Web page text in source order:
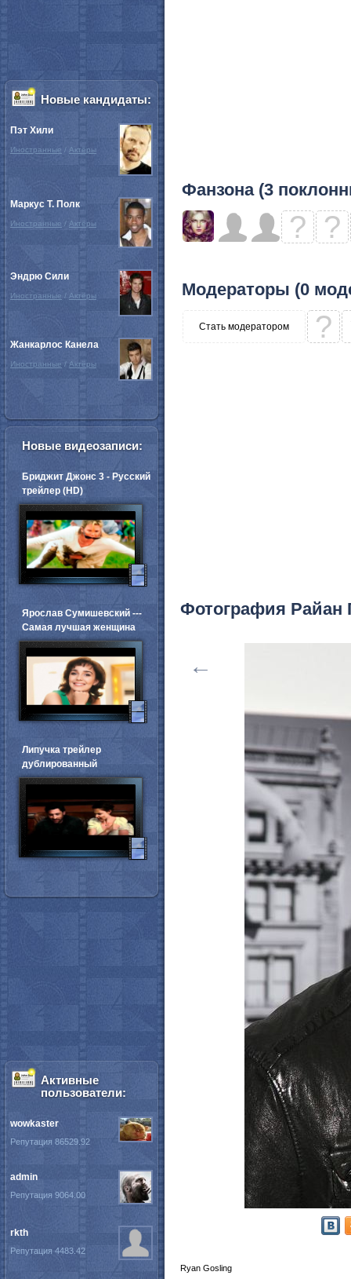
Фанзона (3
? ?
Модераторы (0
Стать модератором ?
Фотография Райан
←
Ryan Gosling
Новые кандидаты:
Пэт Хили
Иностранные / Актёры
Маркус Т. Полк
Иностранные / Актёры
Эндрю Сили
Иностранные / Актёры
Жанкарлос Канела
Иностранные / Актёры
Новые видеозаписи:
Бриджит Джонс 3 - Русский
трейлер (HD)
Ярослав Сумишевский ---
Самая лучшая женщина
Липучка трейлер
дублированный
Активные
пользователи:
wowkaster
Репутация 86529.92
admin
Репутация 9064.00
rkth
Репутация 4483.42